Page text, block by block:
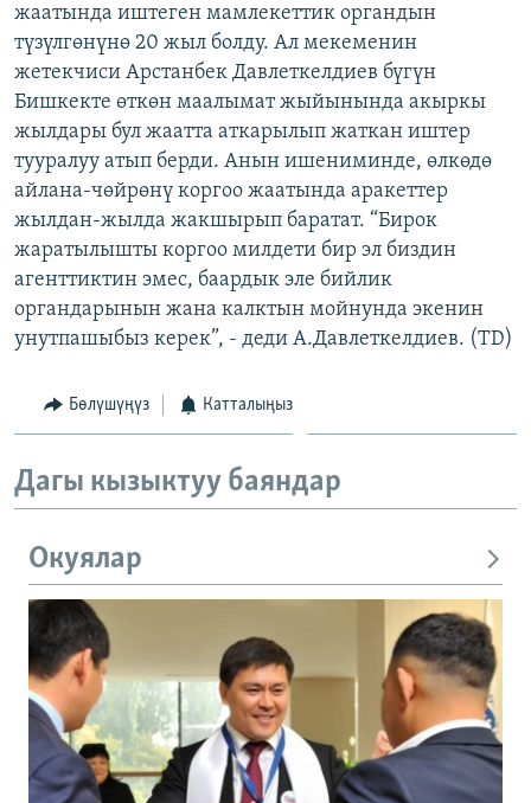
АЗАТТЫК+
ЫҢГАЙСЫЗ СУРООЛОР
ЭЕ/АРнун бардык сайттары
жаатында иштеген мамлекеттик органдын
түзүлгөнүнө 20 жыл болду. Ал мекеменин
жетекчиси Арстанбек Давлеткелдиев бүгүн
Бишкекте өткөн маалымат жыйынында акыркы
жылдары бул жаатта аткарылып жаткан иштер
тууралуу атып берди. Анын ишениминде, өлкөдө
айлана-чөйрөнү коргоо жаатында аракеттер
жылдан-жылда жакшырып баратат. “Бирок
жаратылышты коргоо милдети бир эл биздин
агенттиктин эмес, баардык эле бийлик
органдарынын жана калктын мойнунда экенин
унутпашыбыз керек”, - деди А.Давлеткелдиев. (TD)
Бөлүшүңүз Катталыңыз
Дагы кызыктуу баяндар
Окуялар